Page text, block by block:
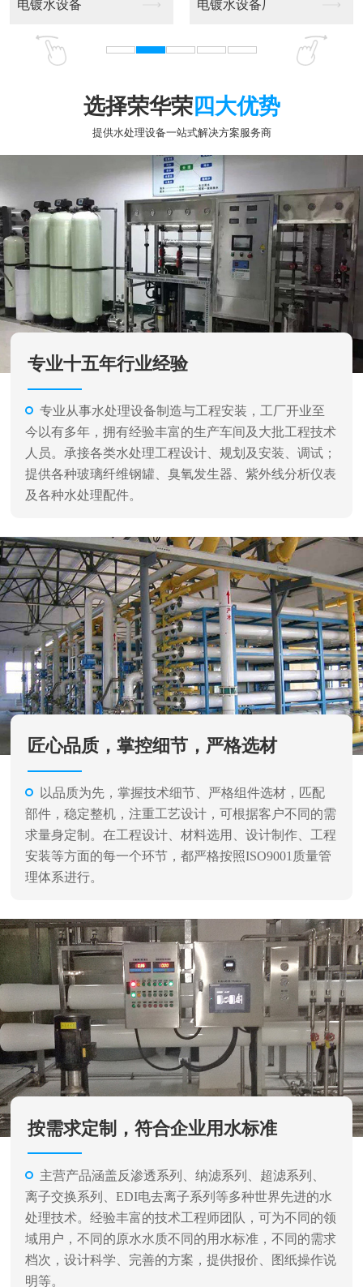
专业十五年行业经验
专业从事水处理设备制造与工程安装，工厂开业至
今以有多年，拥有经验丰富的生产车间及大批工程技术
人员。承接各类水处理工程设计、规划及安装、调试；
提供各种玻璃纤维钢罐、臭氧发生器、紫外线分析仪表
及各种水处理配件。
匠心品质，掌控细节，严格选材
以品质为先，掌握技术细节、严格组件选材，匹配
部件，稳定整机，注重工艺设计，可根据客户不同的需
求量身定制。在工程设计、材料选用、设计制作、工程
安装等方面的每一个环节，都严格按照ISO9001质量管
理体系进行。
按需求定制，符合企业用水标准
主营产品涵盖反渗透系列、纳滤系列、超滤系列、
离子交换系列、EDI电去离子系列等多种世界先进的水
处理技术。经验丰富的技术工程师团队，可为不同的领
域用户，不同的原水水质不同的用水标准，不同的需求
档次，设计科学、完善的方案，提供报价、图纸操作说